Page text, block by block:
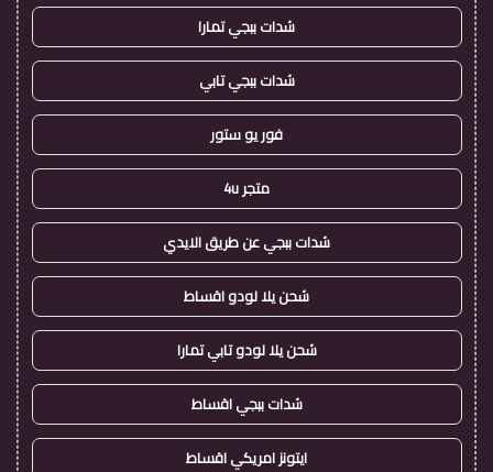
شدات ببجي تمارا
شدات ببجي تابي
فور يو ستور
متجر 4u
شدات ببجي عن طريق الايدي
شحن يلا لودو اقساط
شحن يلا لودو تابي تمارا
شدات ببجي اقساط
ايتونز امريكي اقساط